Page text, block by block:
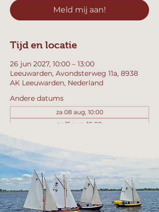
Meld mij aan!
Tijd en locatie
26 jun 2027, 10:00 – 13:00
Leeuwarden, Avondsterweg 11a, 8938
AK Leeuwarden, Nederland
Andere datums
za 08 aug, 10:00
za 15 aug, 10:00
Bekijk alle 358 datums
Meld mij aan!